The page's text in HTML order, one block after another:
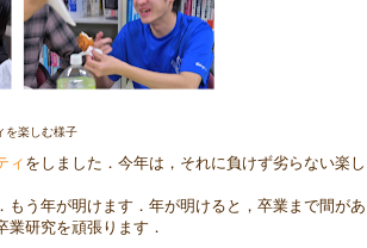
を楽しむ様子
ィ をしました．今年は，それに負けず劣らない楽し
う年が明けます．年が明けると，卒業まで間があ
研究を頑張ります．